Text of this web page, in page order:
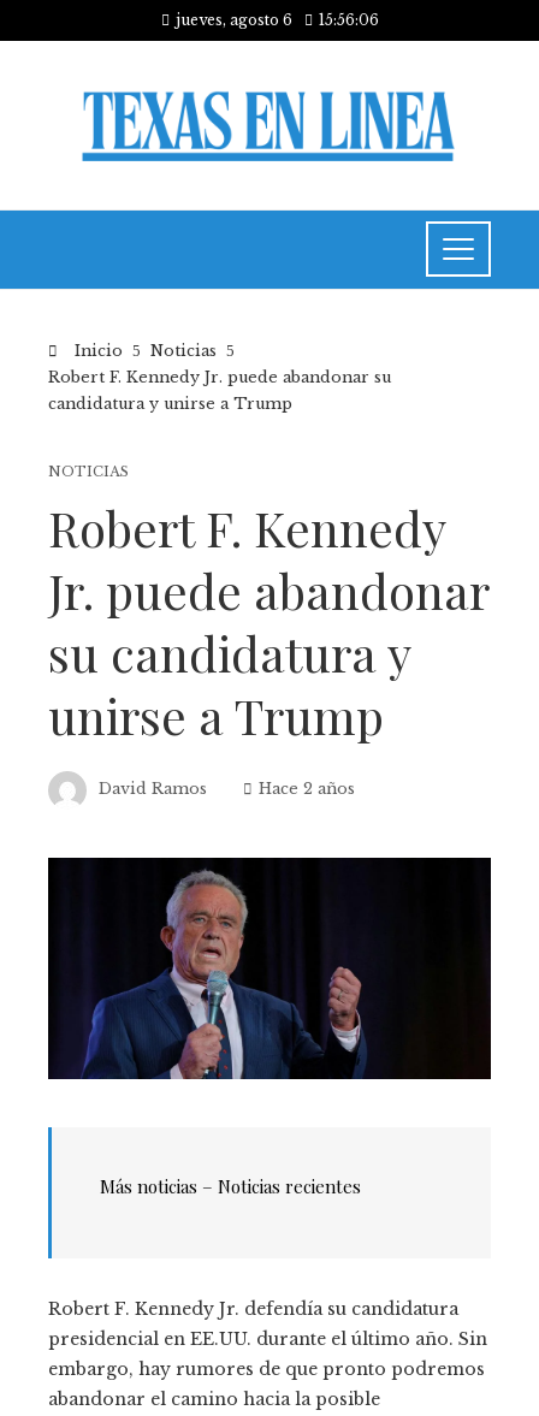
jueves, agosto 6 15:56:06
Inicio
Noticias
Robert F. Kennedy Jr. puede abandonar su
candidatura y unirse a Trump
NOTICIAS
Robert F. Kennedy
Jr. puede abandonar
su candidatura y
unirse a Trump
David Ramos Hace 2 años
Más noticias – Noticias recientes
Robert F. Kennedy Jr. defendía su candidatura
presidencial en EE.UU. durante el último año. Sin
embargo, hay rumores de que pronto podremos
abandonar el camino hacia la posible